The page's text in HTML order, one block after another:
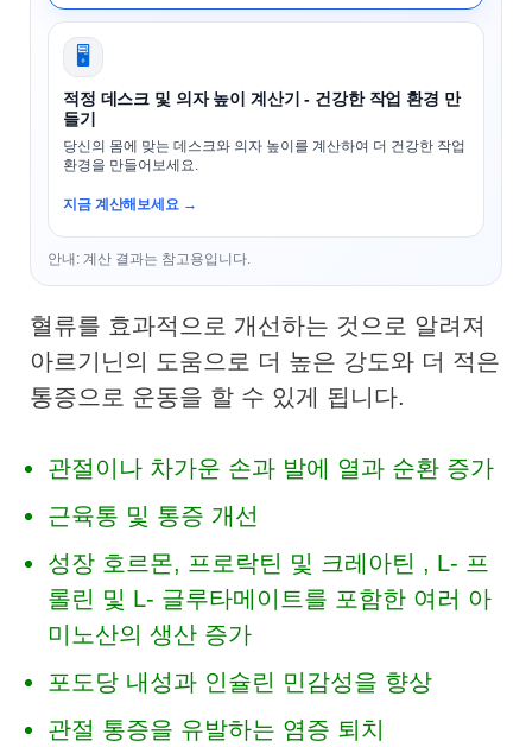
🖥️
적정 데스크 및 의자 높이 계산기 - 건강한 작업 환경 만
들기
당신의 몸에 맞는 데스크와 의자 높이를 계산하여 더 건강한 작업
환경을 만들어보세요.
지금 계산해보세요 →
안내: 계산 결과는 참고용입니다.
혈류를 효과적으로 개선하는 것으로 알려져
아르기닌의 도움으로 더 높은 강도와 ​​더 적은
통증으로 운동을 할 수 있게 됩니다.
관절이나 차가운 손과 발에 열과 순환 증가
근육통 및 통증 개선
성장 호르몬, 프로락틴 및 크레아틴 , L- 프
롤린 및 L- 글루타메이트를 포함한 여러 아
미노산의 생산 증가
포도당 내성과 인슐린 민감성을 향상
관절 통증을 유발하는 염증 퇴치